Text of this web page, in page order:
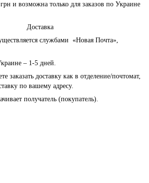
и возможна только для заказов по Украине
Доставка
службами «Новая Почта»,
– 1-5 дней.
заказать доставку как в отделение/почтомат,
по вашему адресу.
получатель (покупатель).